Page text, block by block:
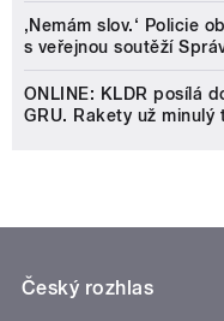
‚Nemám slov.‘ Policie
s veřejnou soutěží
ONLINE: KLDR posílá
GRU. Rakety už
Český rozhlas